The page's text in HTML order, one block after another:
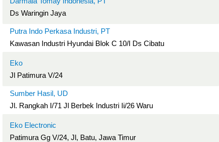
Ds Waringin Jaya
Putra Indo Perkasa Industri, PT
Kawasan Industri Hyundai Blok C 10/I Ds Cibatu
Eko
Jl Patimura V/24
Sumber Hasil, UD
Jl. Rangkah I/71 Jl Berbek Industri Ii/26 Waru
Eko Electronic
Patimura Gg V/24, Jl, Batu, Jawa Timur